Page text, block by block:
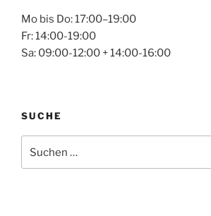
Mo bis Do: 17:00–19:00
Fr: 14:00-19:00
Sa: 09:00-12:00 + 14:00-16:00
SUCHE
nach: